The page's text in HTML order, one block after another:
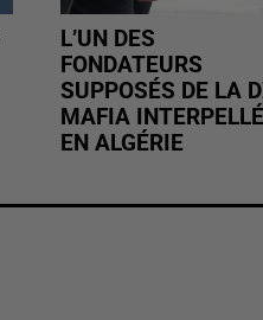
L’UN DES
FONDATEURS
SUPPOSÉS DE LA
MAFIA INTERPELLÉ
EN ALGÉRIE